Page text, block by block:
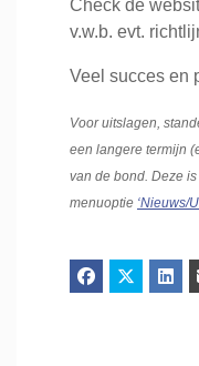
Check de
v.w.b. evt.
Veel succes en
Voor uitslagen,
een langere termijn
van de bond. Deze
menuoptie ‘Nieuws/